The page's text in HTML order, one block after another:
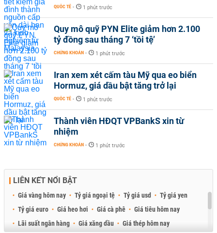
QUỐC TẾ - 1 phút trước
Quy mô quỹ PYN Elite giảm hơn 2.100
tỷ đồng sau tháng 7 ‘tồi tệ’
CHỨNG KHOÁN - 1 phút trước
Iran xem xét cấm tàu Mỹ qua eo biển
Hormuz, giá dầu bật tăng trở lại
QUỐC TẾ - 1 phút trước
Thành viên HĐQT VPBankS xin từ
nhiệm
CHỨNG KHOÁN - 1 phút trước
LIÊN KẾT NỔI BẬT
Giá vàng hôm nay Tỷ giá ngoại tệ Tỷ giá usd
Tỷ giá yen
Tỷ giá euro
Giá heo hơi Giá cà phê
Giá tiêu hôm nay
Lãi suất ngân hàng
Giá xăng dầu Giá thép hôm nay